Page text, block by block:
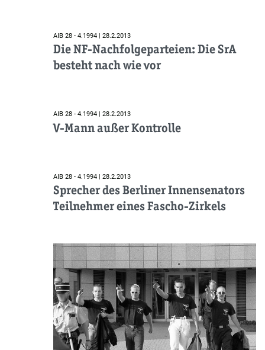
AIB 28 - 4.1994 | 28.2.2013
Die NF-Nachfolgeparteien: Die SrA
besteht nach wie vor
AIB 28 - 4.1994 | 28.2.2013
V-Mann außer Kontrolle
AIB 28 - 4.1994 | 28.2.2013
Sprecher des Berliner Innensenators
Teilnehmer eines Fascho-Zirkels